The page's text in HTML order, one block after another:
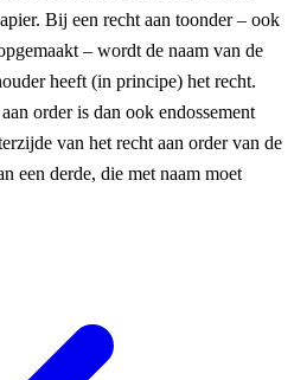
Bij een recht aan toonder – ook
– wordt de naam van de
heeft (in principe) het recht.
order is dan ook endossement
van het recht aan order van de
een derde, die met naam moet